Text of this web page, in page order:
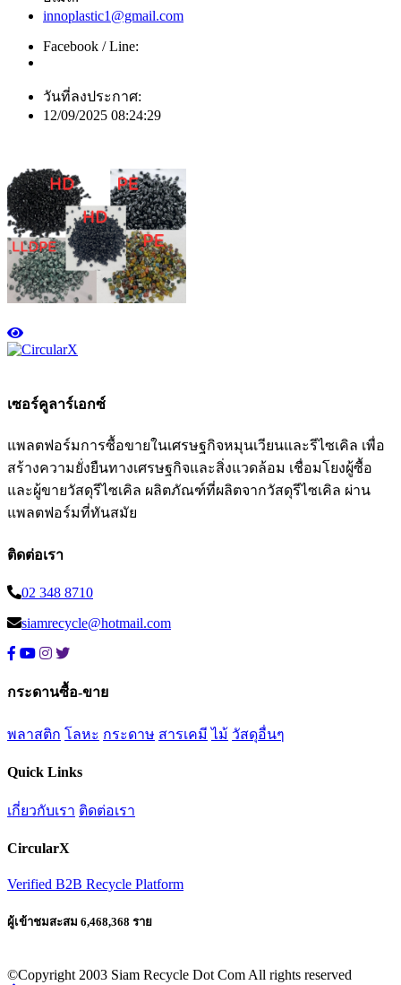
innoplastic1@gmail.com
Facebook / Line:
วันที่ลงประกาศ:
12/09/2025 08:24:29
เซอร์คูลาร์เอกซ์
แพลตฟอร์มการซื้อขายในเศรษฐกิจหมุนเวียนและรีไซเคิล เพื่อ
สร้างความยั่งยืนทางเศรษฐกิจและสิ่งแวดล้อม เชื่อมโยงผู้ซื้อ
และผู้ขายวัสดุรีไซเคิล ผลิตภัณฑ์ที่ผลิตจากวัสดุรีไซเคิล ผ่าน
แพลตฟอร์มที่ทันสมัย
ติดต่อเรา
02 348 8710
siamrecycle@hotmail.com
กระดานซื้อ-ขาย
พลาสติก โลหะ กระดาษ สารเคมี ไม้ วัสดุอื่นๆ
Quick Links
เกี่ยวกับเรา ติดต่อเรา
CircularX
Verified B2B Recycle Platform
ผู้เข้าชมสะสม 6,468,368 ราย
©Copyright 2003 Siam Recycle Dot Com All rights reserved